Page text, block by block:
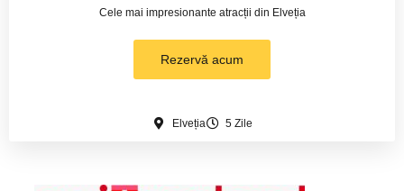
Cele mai impresionante atracții din Elveția
Rezervă acum
Elveția 5 Zile